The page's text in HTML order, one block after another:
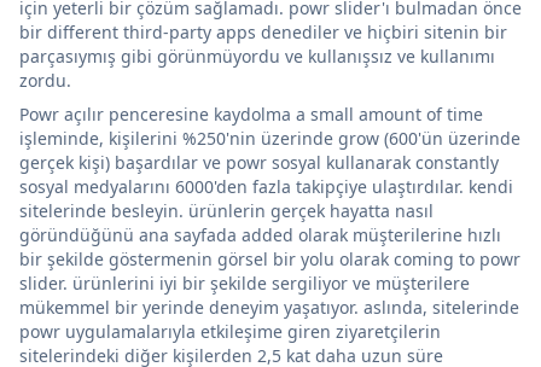
için yeterli bir çözüm sağlamadı. powr slider'ı bulmadan önce
bir different third-party apps denediler ve hiçbiri sitenin bir
parçasıymış gibi görünmüyordu ve kullanışsız ve kullanımı
zordu.
Powr açılır penceresine kaydolma a small amount of time
işleminde, kişilerini %250'nin üzerinde grow (600'ün üzerinde
gerçek kişi) başardılar ve powr sosyal kullanarak constantly
sosyal medyalarını 6000'den fazla takipçiye ulaştırdılar. kendi
sitelerinde besleyin. ürünlerin gerçek hayatta nasıl
göründüğünü ana sayfada added olarak müşterilerine hızlı
bir şekilde göstermenin görsel bir yolu olarak coming to powr
slider. ürünlerini iyi bir şekilde sergiliyor ve müşterilere
mükemmel bir yerinde deneyim yaşatıyor. aslında, sitelerinde
powr uygulamalarıyla etkileşime giren ziyaretçilerin
sitelerindeki diğer kişilerden 2,5 kat daha uzun süre